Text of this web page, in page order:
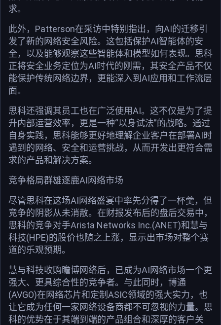
求。
此外，Patterson在采访中特别指出，向AI的迁移引
发了新的网络安全风险。这包括保护AI智能体的安
全，以及能够观察这些智能体和模型如何表现。思科
正将安全业务定位为AI时代的刚需，其安全产品不仅
能保护传统网络边界，更能深入到AI应用和工作流层
面。
思科还强调其员工也在广泛使用AI。这不仅是为了提
升内部运营效率，更是一种“以身试法”的战略。通过
自身实践，思科能够更好地理解企业客户在部署AI时
遇到的网络、安全和运营挑战，从而开发出更符合需
求的产品和解决方案。
竞争格局群雄逐鹿AI网络市场
尽管思科在这场AI网络盛宴中率先分得了一杯羹，但
竞争的阴影从未消散。在财报发布后的盘后交易中，
思科的竞争对手Arista Networks Inc.(ANET)和慧与
科技(HPE)的股价也随之上涨，显示出市场对整个赛
道的乐观预期。
慧与科技收购瞻博网络后，已成为AI网络市场一个更
强大、更具综合性的竞争者。与此同时，博通
(AVGO)在网络芯片和定制ASIC领域的强大实力，也
让它成为任何一家网络设备商都不可忽视的力量。思
科的优势在于其端到端的产品组合和深厚的客户关